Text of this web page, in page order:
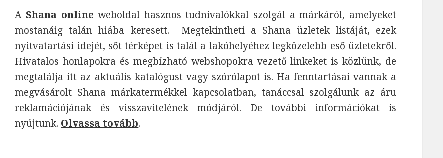
A Shana online weboldal hasznos tudnivalókkal szolgál a márkáról, amelyeket
mostanáig talán hiába keresett. Megtekintheti a Shana üzletek listáját, ezek
nyitvatartási idejét, sőt térképet is talál a lakóhelyéhez legközelebb eső üzletekről.
Hivatalos honlapokra és megbízható webshopokra vezető linkeket is közlünk, de
megtalálja itt az aktuális katalógust vagy szórólapot is. Ha fenntartásai vannak a
megvásárolt Shana márkatermékkel kapcsolatban, tanáccsal szolgálunk az áru
reklamációjának és visszavitelének módjáról. De további információkat is
nyújtunk. Olvassa tovább.